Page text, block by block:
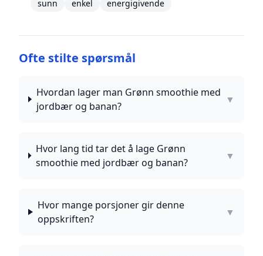
sunn
enkel energigivende
Ofte stilte spørsmål
Hvordan lager man Grønn smoothie med
jordbær og banan?
▼
Hvor lang tid tar det å lage Grønn
smoothie med jordbær og banan?
▼
Hvor mange porsjoner gir denne
oppskriften?
▼